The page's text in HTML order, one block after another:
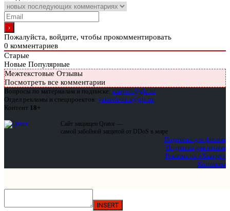
Пожалуйста, войдите, чтобы прокомментировать
0 комментариев
Старые
Новые Популярные
Межтекстовые Отзывы
Посмотреть все комментарии
Вопросы по материалам и подписке: support@glc.ru
Отдел рекламы и спецпроектов: yakovleva.a@glc.ru
Контент 18+
Сайт защищен Qrator —
самой забойной защитой от DDoS в мире
Подписка для физлиц
Подписка для юрлиц
Реклама на «Хакере»
Контакты
INSERT